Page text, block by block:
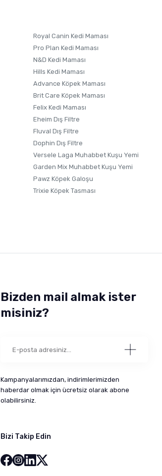
Royal Canin Kedi Maması
Pro Plan Kedi Maması
N&D Kedi Maması
Hills Kedi Maması
Advance Köpek Maması
Brit Care Köpek Maması
Felix Kedi Maması
Eheim Dış Filtre
Fluval Dış Filtre
Dophin Dış Filtre
Versele Laga Muhabbet Kuşu Yemi
Garden Mix Muhabbet Kuşu Yemi
Pawz Köpek Galoşu
Trixie Köpek Tasması
Bizden mail almak ister
misiniz?
Kampanyalarımızdan, indirimlerimizden
haberdar olmak için ücretsiz olarak abone
olabilirsiniz.
Bizi Takip Edin